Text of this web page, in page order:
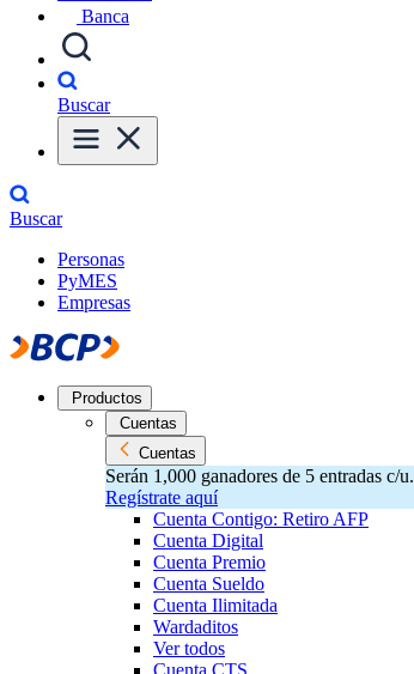
Banca
Buscar
Buscar
Personas
PyMES
Empresas
Productos
Cuentas
Cuentas
Serán 1,000 ganadores de 5 entradas c/u.
Regístrate aquí
Cuenta Contigo: Retiro AFP
Cuenta Digital
Cuenta Premio
Cuenta Sueldo
Cuenta Ilimitada
Wardaditos
Ver todos
Cuenta CTS